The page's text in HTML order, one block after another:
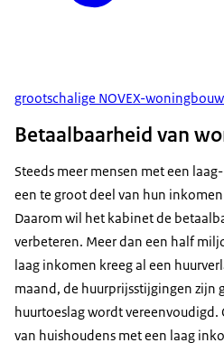
grootschalige NOVEX-
Betaalbaarheid van
Steeds meer mensen met een
een te groot deel van hun
Daarom wil het kabinet de
verbeteren. Meer dan een half
laag inkomen kreeg al een
maand, de huurprijsstijgingen zijn
huurtoeslag wordt vereenvoudigd.
van huishoudens met een laag